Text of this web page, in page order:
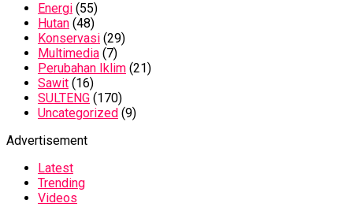
Energi (55)
Hutan (48)
Konservasi (29)
Multimedia (7)
Perubahan Iklim (21)
Sawit (16)
SULTENG (170)
Uncategorized (9)
Advertisement
Latest
Trending
Videos